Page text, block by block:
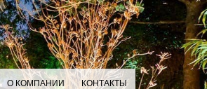
О КОМПАНИИ КОНТАКТЫ